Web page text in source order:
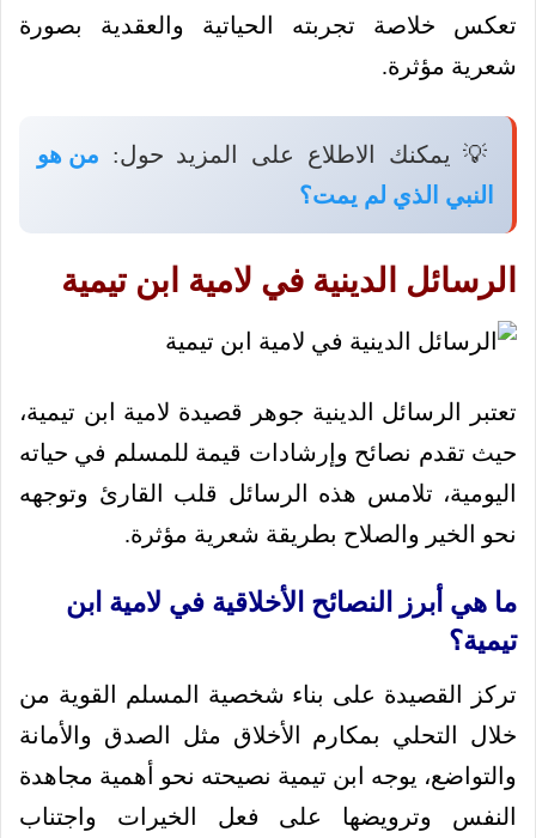
تعكس خلاصة تجربته الحياتية والعقدية بصورة
شعرية مؤثرة.
💡 يمكنك الاطلاع على المزيد حول: من هو
النبي الذي لم يمت؟
الرسائل الدينية في لامية ابن تيمية
تعتبر الرسائل الدينية جوهر قصيدة لامية ابن تيمية،
حيث تقدم نصائح وإرشادات قيمة للمسلم في حياته
اليومية، تلامس هذه الرسائل قلب القارئ وتوجهه
نحو الخير والصلاح بطريقة شعرية مؤثرة.
ما هي أبرز النصائح الأخلاقية في لامية ابن
تيمية؟
تركز القصيدة على بناء شخصية المسلم القوية من
خلال التحلي بمكارم الأخلاق مثل الصدق والأمانة
والتواضع، يوجه ابن تيمية نصيحته نحو أهمية مجاهدة
النفس وترويضها على فعل الخيرات واجتناب